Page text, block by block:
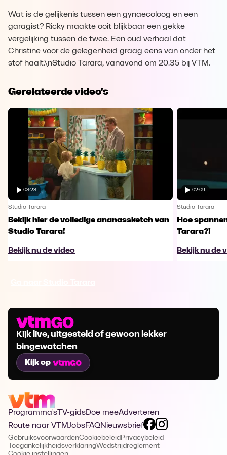
Wat is de gelijkenis tussen een gynaecoloog en een
garagist? Ricky maakte ooit blijkbaar een gekke
vergelijking tussen de twee. Een oud verhaal dat
Christine voor de gelegenheid graag eens van onder het
stof haalt.\nStudio Tarara, vanavond om 20.35 bij VTM.
Gerelateerde video's
03:23
Studio Tarara
Bekijk hier de volledige ananassketch van
Studio Tarara!
Bekijk nu de video
02:09
Studio Tarara
Hoe
Tarara?!
Bekijk nu de
Kijk live, uitgesteld of gewoon lekker
bingewatchen
Kijk op
Programma's TV-gidsDoe meeAdverteren
Route naar VTMJobsFAQNieuwsbrief
GebruiksvoorwaardenCookiebeleid Privacybeleid
ToegankelijkheidsverklaringWedstrijdreglement